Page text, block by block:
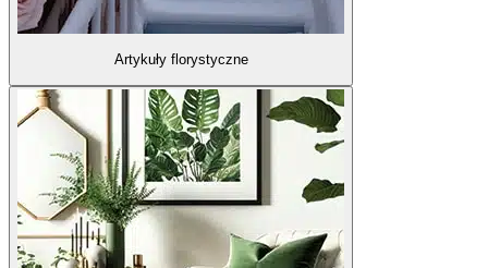
Artykuły florystyczne